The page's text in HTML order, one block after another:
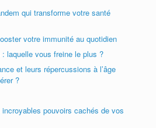
qui transforme votre santé
votre immunité au quotidien
laquelle vous freine le plus ?
et leurs répercussions à l’âge
?
pouvoirs cachés de vos